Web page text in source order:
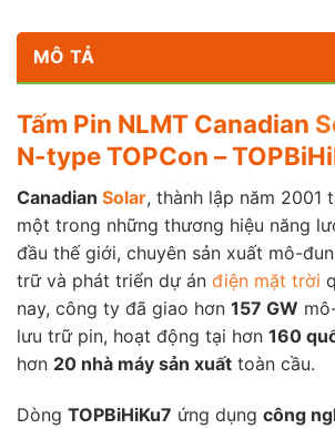
MÔ TẢ
Tấm Pin NLMT Canadian
N-type TOPCon –
Canadian Solar, thành lập năm 2001
một trong những thương hiệu năng
đầu thế giới, chuyên sản xuất mô-
trữ và phát triển dự án điện mặt trời
nay, công ty đã giao hơn 157 GW
lưu trữ pin, hoạt động tại hơn 160
hơn 20 nhà máy sản xuất toàn cầu.
Dòng TOPBiHiKu7 ứng dụng công